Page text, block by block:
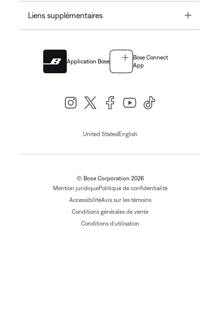
Liens supplémentaires Toggle
Application Bose
Bose Connect
App
United States| English
© Bose Corporation 2026
Mention juridiquePolitique de confidentialité
AccessibilitéAvis sur les témoins
Conditions générales de vente
Conditions d'utilisation